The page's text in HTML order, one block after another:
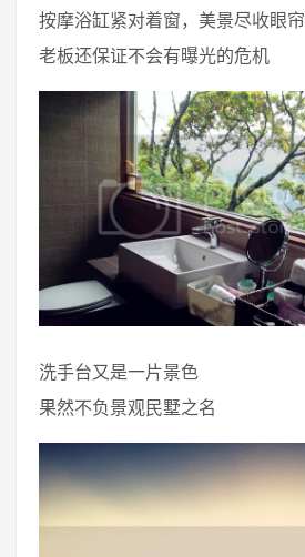
按摩浴缸紧对着窗，美景尽收眼帘
老板还保证不会有曝光的危机
洗手台又是一片景色
果然不负景观民墅之名